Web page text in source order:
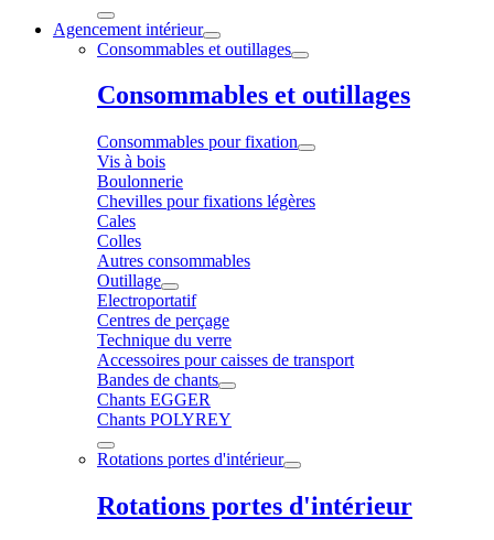
Agencement intérieur
Consommables et outillages
Consommables et outillages
Consommables pour fixation
Vis à bois
Boulonnerie
Chevilles pour fixations légères
Cales
Colles
Autres consommables
Outillage
Electroportatif
Centres de perçage
Technique du verre
Accessoires pour caisses de transport
Bandes de chants
Chants EGGER
Chants POLYREY
Rotations portes d'intérieur
Rotations portes d'intérieur